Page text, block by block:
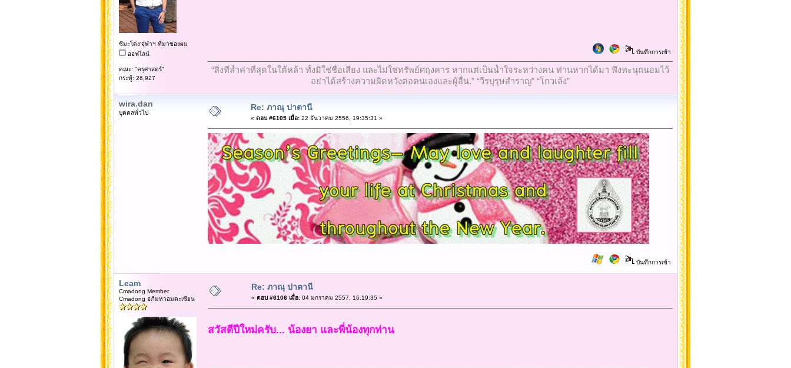
ซีมะโด่ง'จุฬาฯ ที่มาของผม
ออฟไลน์
คณะ: "ครุศาสตร์"
กระทู้: 26,927
บันทึกการเข้า
“สิ่งที่ล้ำค่าที่สุดในใต้หล้า ทั้งมิใช่ชื่อเสียง และไม่ใช่ทรัพย์ศฤงคาร หากแต่เป็นน้ำใจระหว่างคน ท่านหากได้มา พึงทะนุถนอมไว้
อย่าได้สร้างความผิดหวังต่อตนเองและผู้อื่น.” “วีรบุรุษสำราญ” “โกวเล้ง”
wira.dan
บุคคลทั่วไป
Re: ภาณุ ปาตานี
« ตอบ #6105 เมื่อ:22 ธันวาคม 2556, 19:35:31 »
บันทึกการเข้า
Leam
Cmadong Member
Cmadong อภิมหาอมตะเซียน
Re: ภาณุ ปาตานี
« ตอบ #6106 เมื่อ:04 มกราคม 2557, 16:19:35 »
สวัสดีปีใหม่ครับ... น้องยา และพี่น้องทุกท่าน